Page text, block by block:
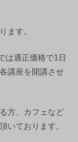
ます。
は適正価格で1日
講座を開講させ
方、カフェなど
いております。